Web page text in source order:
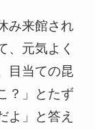
み来館され
、元気よく
目当ての昆
？」とたず
よ」と答え